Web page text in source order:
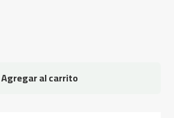
Agregar al carrito